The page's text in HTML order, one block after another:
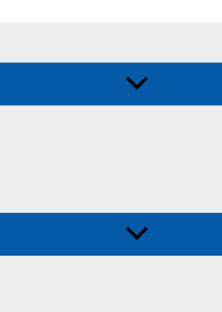
Alternar
menú
Alternar
menú